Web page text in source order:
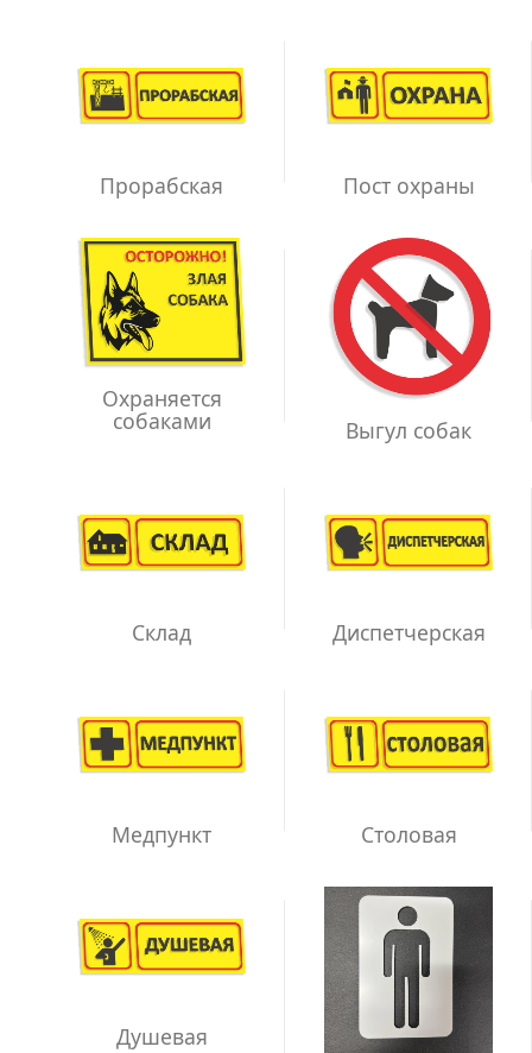
Прорабская Пост охраны
Охраняется
собаками Выгул собак
Склад Диспетчерская
Медпункт Столовая
Душевая